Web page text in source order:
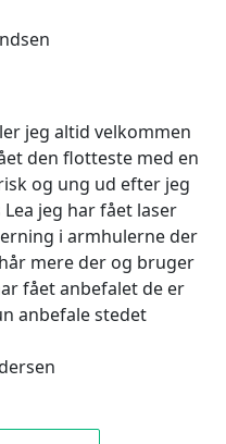
jeg altid velkommen
den flotteste med en
og ung ud efter jeg
jeg har fået laser
i armhulerne der
mere der og bruger
fået anbefalet de er
anbefale stedet